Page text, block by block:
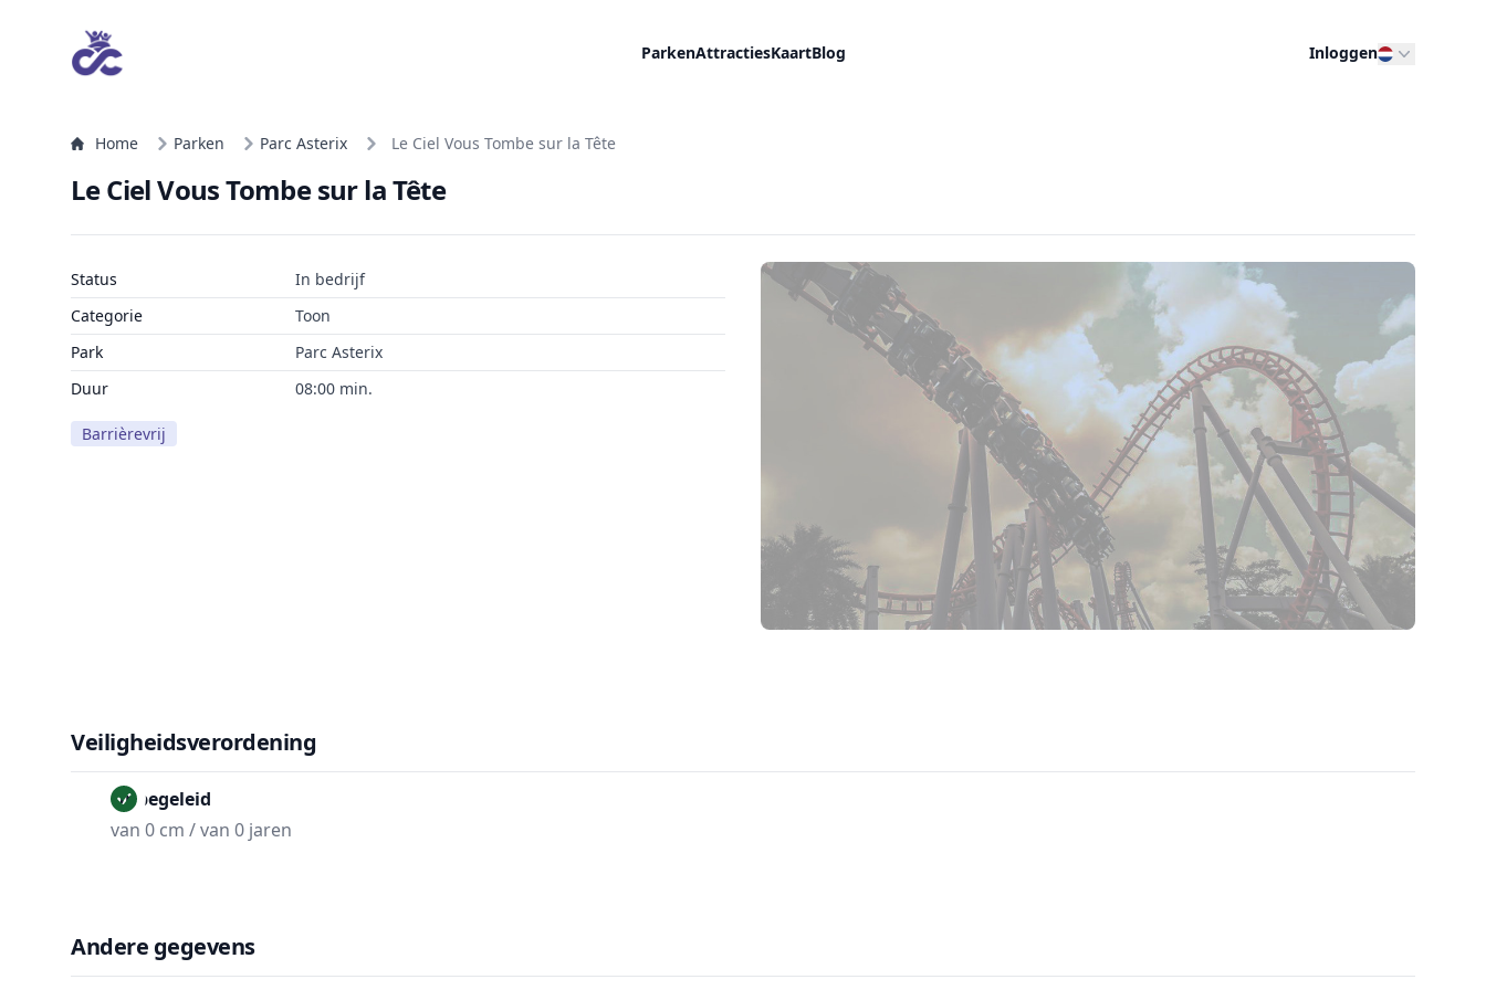
ParkenAttractiesKaartBlog Inloggen
Home Parken Parc Asterix Le Ciel Vous Tombe sur la Tête
Le Ciel Vous Tombe sur la Tête
Status
In bedrijf
Categorie
Toon
Park
Parc Asterix
Duur
08:00 min.
Barrièrevrij
Veiligheidsverordening
Onbegeleid
van 0 cm / van 0 jaren
Andere gegevens